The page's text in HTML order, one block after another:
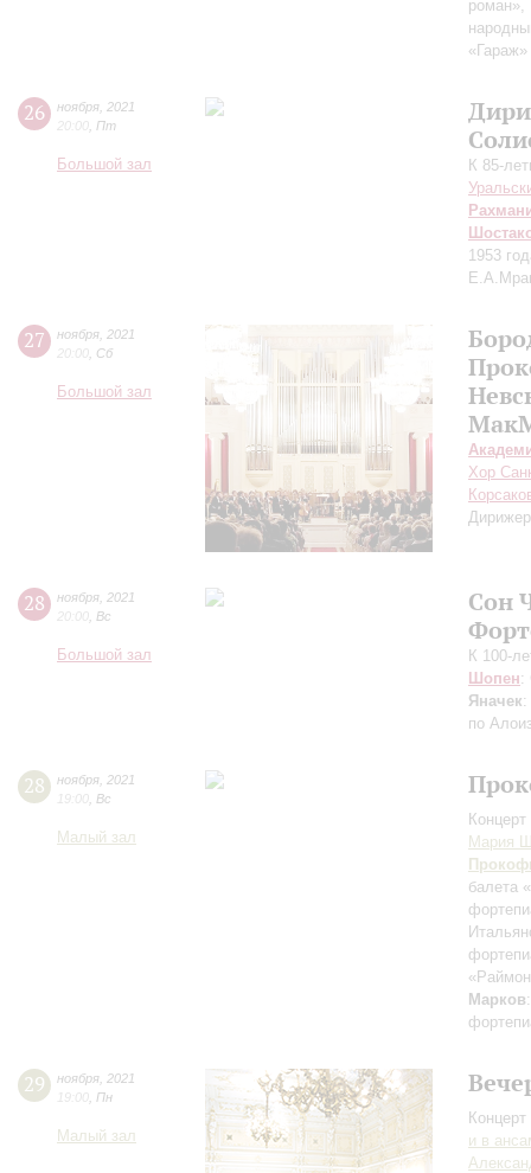
роман»,
«Гараж»
26 ноября 2021
20:00 Пт
Большой зал
К 85-
1953
27 ноября 2021
20:00 Сб
Большой зал
Хор
28 ноября 2021
20:00 Вс
Большой зал
Сон
К 100-
Шопен:
Яначек:
по
28 ноября 2021
19:00 Вс
Малый зал
Мария
балета
Марков
29 ноября 2021
19:00 Пн
Малый зал
и в